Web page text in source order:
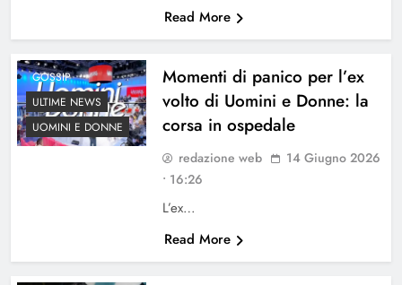
Read More
GOSSIP
ULTIME NEWS
UOMINI E DONNE
Momenti di panico per l’ex
volto di Uomini e Donne: la
corsa in ospedale
redazione web
14 Giugno 2026
• 16:26
L’ex…
Read More